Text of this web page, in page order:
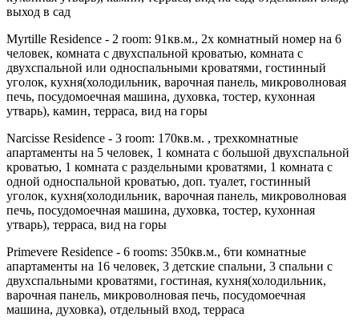
выход в сад
Myrtille Residence - 2 room: 91кв.м., 2х комнатный номер на 6
человек, комната с двухспальной кроватью, комната с
двухспальной или односпальными кроватями, гостинный
уголок, кухня(холодильник, варочная панель, микроволновая
печь, посудомоечная машина, духовка, тостер, кухонная
утварь), камин, терраса, вид на горы
Narcisse Residence - 3 room: 170кв.м. , трехкомнатные
апартаменты на 5 человек, 1 комната с большой двухспальной
кроватью, 1 комната с раздельными кроватями, 1 комната с
одной односпальной кроватью, доп. туалет, гостинный
уголок, кухня(холодильник, варочная панель, микроволновая
печь, посудомоечная машина, духовка, тостер, кухонная
утварь), терраса, вид на горы
Primevere Residence - 6 rooms: 350кв.м., 6ти комнатные
апартаменты на 16 человек, 3 детские спальни, 3 спальни с
двухспальными кроватями, гостиная, кухня(холодильник,
варочная панель, микроволновая печь, посудомоечная
машина, духовка), отдельный вход, терраса